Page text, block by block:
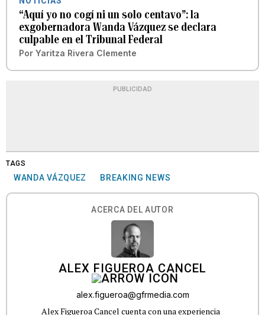
“Aquí yo no cogí ni un solo centavo”: la
exgobernadora Wanda Vázquez se declara
culpable en el Tribunal Federal
Por Yaritza Rivera Clemente
PUBLICIDAD
TAGS
WANDA VÁZQUEZ BREAKING NEWS
ACERCA DEL AUTOR
ALEX FIGUEROA CANCEL
alex.figueroa@gfrmedia.com
Alex Figueroa Cancel cuenta con una experiencia